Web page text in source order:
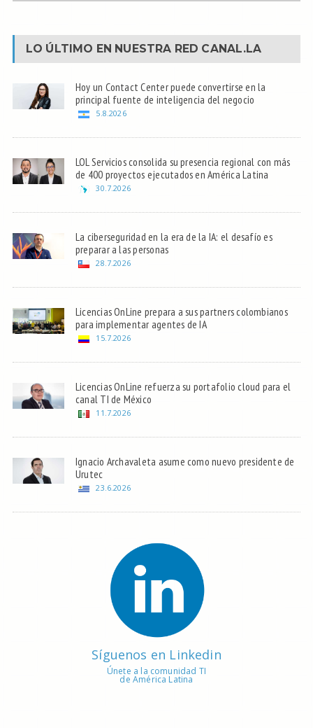
LO ÚLTIMO EN NUESTRA RED CANAL.LA
Hoy un Contact Center puede convertirse en la
principal fuente de inteligencia del negocio
5.8.2026
LOL Servicios consolida su presencia regional con más
de 400 proyectos ejecutados en América Latina
30.7.2026
La ciberseguridad en la era de la IA: el desafío es
preparar a las personas
28.7.2026
Licencias OnLine prepara a sus partners colombianos
para implementar agentes de IA
15.7.2026
Licencias OnLine refuerza su portafolio cloud para el
canal TI de México
11.7.2026
Ignacio Archavaleta asume como nuevo presidente de
Urutec
23.6.2026
Síguenos en Linkedin
Únete a la comunidad TI
de América Latina